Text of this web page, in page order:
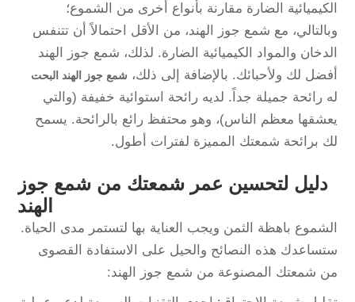
الكيميائية الضارة مقارنة بأنواع أخرى من الشموع؛
وبالتالي، مع شمع جوز الهند، من الأقل احتمالاً أن تتنفس
الدخان والمواد الكيميائية الضارة. لذلك، شمع جوز الهند
أفضل لك ولأحبائك. بالإضافة إلى ذلك، شمع جوز الهند البحت
له رائحة جميلة جداً. لديه رائحة استوائية خفيفة (والتي
يعشقها معظم الناس)، وهو محتفظ رائع بالرائحة. يسمح
لك برائحة شمعتك المميزة لفترات أطول.
دليل لتحسين عمر شمعتك من شمع جوز
الهند
الشموع باهظة الثمن ويجب العناية بها لتستمر مدى الحياة.
ستساعدك هذه النصائح والحيل على الاستفادة القصوى
من شمعتك المصنوعة من شمع جوز الهند: